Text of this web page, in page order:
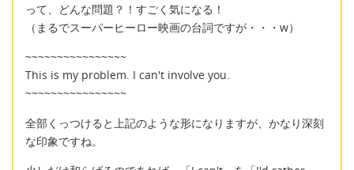
って、どんな問題？！すごく気になる！
（まるでスーパーヒーロー映画の台詞ですが・・・w）
~~~~~~~~~~~~~~~~
This is my problem. I can't involve you.
~~~~~~~~~~~~~~~~
全部くっつけると上記のような形になりますが、かなり深刻
な印象ですね。